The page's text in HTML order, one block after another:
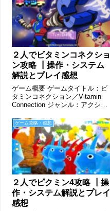
２人でビタミンコネクショ
ン攻略 ┃操作・システム
解説とプレイ感想
ゲーム概要 ゲームタイトル：ビ
タミンコネクション／Vitamin
Connection ジャンル：アクショ
Switch プレイ人数：1～2人。オ
フラインマルチプレイ対応。画
面は分割ではなく、１画面内
に...
ゲーム攻略・感想
２人でピクミン4攻略 ┃操
作・システム解説とプレイ
感想